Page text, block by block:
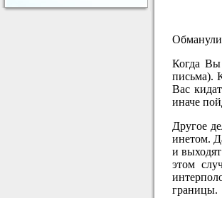
Когда Вы
письма).
Вас
иначе
Другое
инетом.
и
этом
границы.